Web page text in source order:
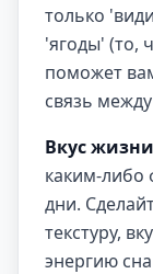
только
'ягоды' (то,
поможет
связь
Вкус
каким-либо
дни.
текстуру,
энергию